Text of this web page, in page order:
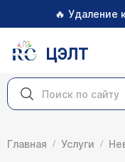
🔥 Удаление
ЦЭЛТ
Главная Услуги